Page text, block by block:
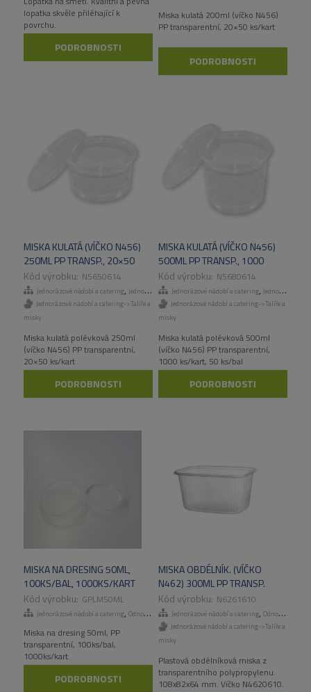
lopatka skvěle přiléhající k
povrchu.
PODROBNOSTI
Miska kulatá 200ml (víčko N456)
PP transparentní, 20×50 ks/kart
PODROBNOSTI
MISKA KULATÁ (VÍČKO N456)
250ML PP TRANSP., 20×50
KS/KART
N5650614
Jednorázové nádobí a catering, Jednorázové talíře a misky , Odnosné obaly a menuboxy
Jednorázové nádobí a catering->Talíře a
misky
Miska kulatá polévková 250ml
(víčko N456) PP transparentní,
20×50 ks/kart
PODROBNOSTI
MISKA KULATÁ (VÍČKO N456)
500ML PP TRANSP., 1000
KS/KART, 50 KS/BAL
N5680614
Jednorázové nádobí a catering, Jednorázové talíře a misky
Jednorázové nádobí a catering->Talíře a
misky
Miska kulatá polévková 500ml
(víčko N456) PP transparentní,
1000 ks/kart, 50 ks/bal
PODROBNOSTI
MISKA NA DRESING 50ML,
100KS/BAL, 1000KS/KART
GPLM50ML
Jednorázové nádobí a catering, Odnosné obaly a menuboxy
Miska na dresing 50ml, PP
transparentní, 100ks/bal,
1000ks/kart
PODROBNOSTI
MISKA OBDÉLNÍK. (VÍČKO
N462) 300ML PP TRANSP.
1000 KS/KARTN6261610
Jednorázové nádobí a catering, Odnosné obaly a menuboxy
Jednorázové nádobí a catering->Talíře a
misky
Plastová obdélníková miska z
transparentního polypropylenu.
108x82x64 mm. Víčko N4620610.